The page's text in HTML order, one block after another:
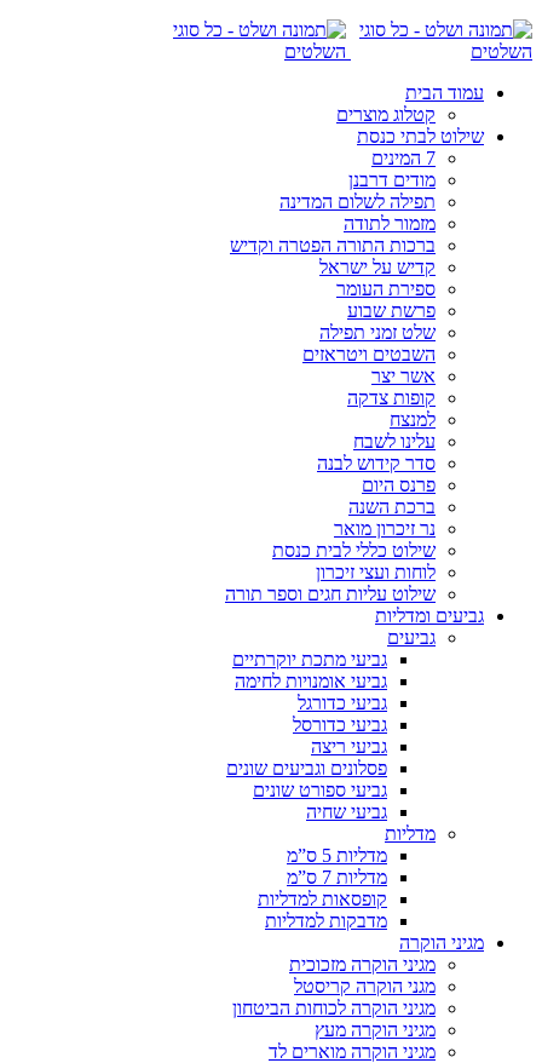
עמוד הבית
קטלוג מוצרים
שילוט לבתי כנסת
7 המינים
מודים דרבנן
תפילה לשלום המדינה
מזמור לתודה
ברכות התורה הפטרה וקדיש
קדיש על ישראל
ספירת העומר
פרשת שבוע
שלט זמני תפילה
השבטים ויטראזים
אשר יצר
קופות צדקה
למנצח
עלינו לשבח
סדר קידוש לבנה
פרנס היום
ברכת השנה
נר זיכרון מואר
שילוט כללי לבית כנסת
לוחות ועצי זיכרון
שילוט עליות חגים וספר תורה
גביעים ומדליות
גביעים
גביעי מתכת יוקרתיים
גביעי אומנויות לחימה
גביעי כדורגל
גביעי כדורסל
גביעי ריצה
פסלונים וגביעים שונים
גביעי ספורט שונים
גביעי שחיה
מדליות
מדליות 5 ס”מ
מדליות 7 ס”מ
קופסאות למדליות
מדבקות למדליות
מגיני הוקרה
מגיני הוקרה מזכוכית
מגני הוקרה קריסטל
מגיני הוקרה לכוחות הביטחון
מגיני הוקרה מעץ
מגיני הוקרה מוארים לד